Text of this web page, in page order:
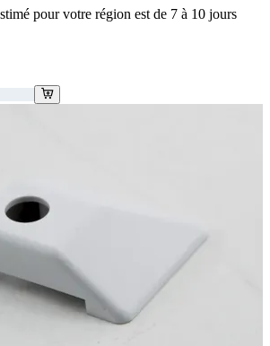
pour votre région est de 7 à 10 jours